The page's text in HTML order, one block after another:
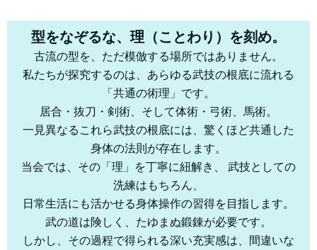
型をなぞるな、理（ことわり）を刻め。
古流の型を、ただ模倣する場所ではありません。
私たちが探究するのは、あらゆる武技の根底に流れる
「共通の術理」です。
居合・抜刀・剣術、そして体術・弓術、馬術。
一見異なるこれら武技の根底には、驚くほど共通した
身体の法則が存在します。
当会では、その「理」を丁寧に紐解き、 武技としての
洗練はもちろん、
日常生活にも活かせる身体操作の習得を目指します。
武の道は険しく、たゆまぬ鍛錬が必要です。
しかし、その過程で得られる深い充実感は、間違いな